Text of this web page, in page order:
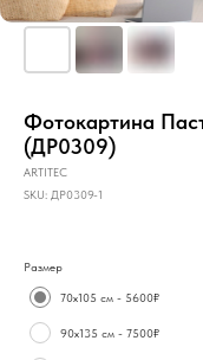
Фотокартина
(ДР0309)
ARTITEC
SKU: ДР0309-1
Размер
70х105 см - 5600₽
90х135 см - 7500₽